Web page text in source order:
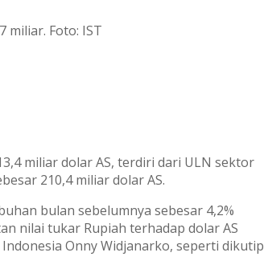
miliar. Foto: IST
miliar dolar AS, terdiri dari ULN sektor
210,4 miliar dolar AS.
bulan sebelumnya sebesar 4,2%
nilai tukar Rupiah terhadap dolar AS
Onny Widjanarko, seperti dikutip